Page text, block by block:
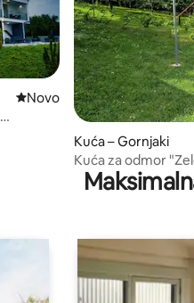
Novi smještaj
Novo
Kuća – Gornjaki
Kuća za odmor